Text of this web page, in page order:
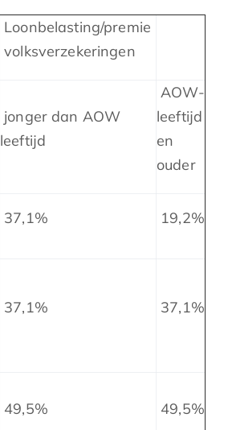
Loonbelasting/premie
volksverzekeringen
jonger dan AOW
leeftijd
AOW-
leeftijd
en
ouder
37,1% 19,2%
37,1% 37,1%
49,5% 49,5%